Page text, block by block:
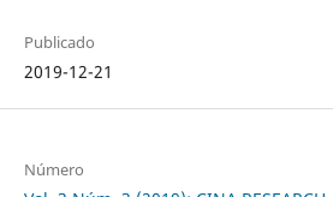
Publicado
2019-12-21
Número